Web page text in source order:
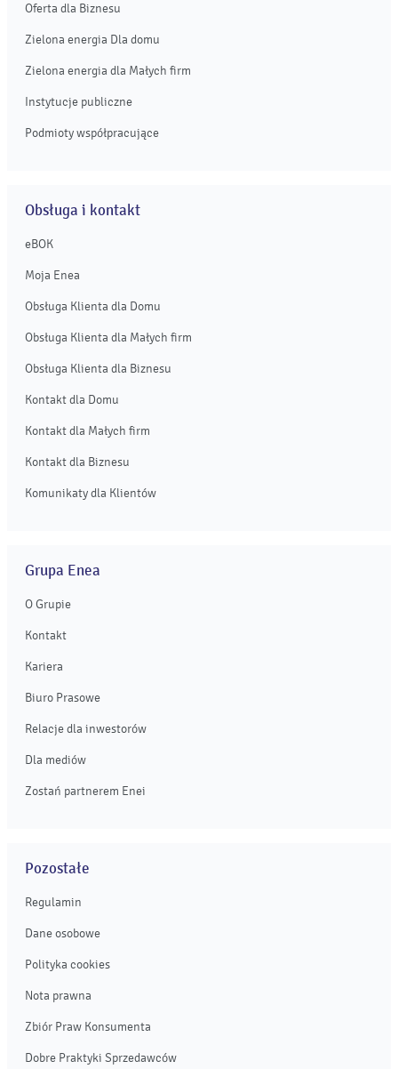
Oferta dla Biznesu
Zielona energia Dla domu
Zielona energia dla Małych firm
Instytucje publiczne
Podmioty współpracujące
Obsługa i kontakt
eBOK
Moja Enea
Obsługa Klienta dla Domu
Obsługa Klienta dla Małych firm
Obsługa Klienta dla Biznesu
Kontakt dla Domu
Kontakt dla Małych firm
Kontakt dla Biznesu
Komunikaty dla Klientów
Grupa Enea
O Grupie
Kontakt
Kariera
Biuro Prasowe
Relacje dla inwestorów
Dla mediów
Zostań partnerem Enei
Pozostałe
Regulamin
Dane osobowe
Polityka cookies
Nota prawna
Zbiór Praw Konsumenta
Dobre Praktyki Sprzedawców